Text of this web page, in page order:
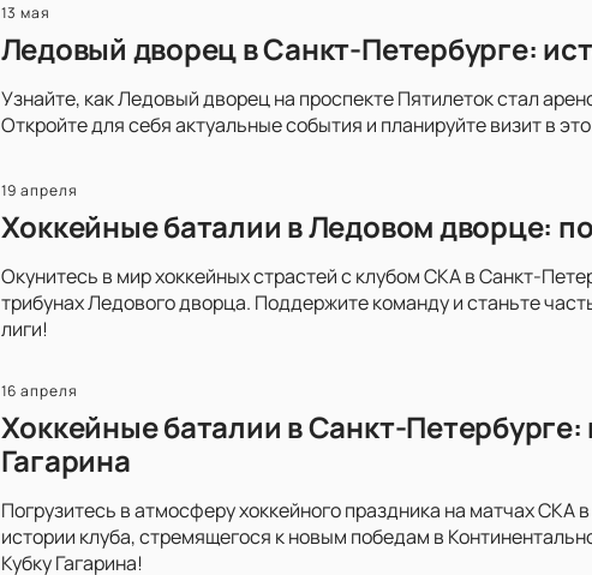
13 мая
Ледовый дворец в Санкт-Петербурге:
Узнайте, как Ледовый дворец на проспекте Пятилеток стал
Откройте для себя актуальные события и планируйте визит в
19 апреля
Хоккейные баталии в Ледовом дворце:
Окунитесь в мир хоккейных страстей с клубом СКА в Санкт-
трибунах Ледового дворца. Поддержите команду и станьте
лиги!
16 апреля
Хоккейные баталии в Санкт-
Гагарина
Погрузитесь в атмосферу хоккейного праздника на матчах
истории клуба, стремящегося к новым победам в
Кубку Гагарина!